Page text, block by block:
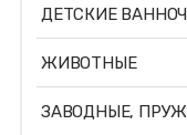
ДЕТСКИЕ
ЖИВОТНЫЕ
ЗАВОДНЫЕ,